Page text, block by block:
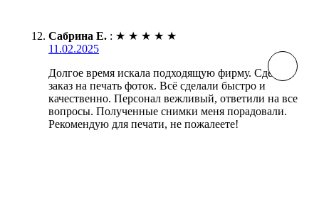
Сабрина Е. : ★ ★ ★ ★ ★
11.02.2025
Долгое время искала подходящую фирму. Сделала
заказ на печать фоток. Всё сделали быстро и
качественно. Персонал вежливый, ответили на все
вопросы. Полученные снимки меня порадовали.
Рекомендую для печати, не пожалеете!